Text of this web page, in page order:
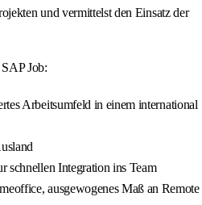
und vermittelst den Einsatz der
Job:
Arbeitsumfeld in einem international
schnellen Integration ins Team
ausgewogenes Maß an Remote